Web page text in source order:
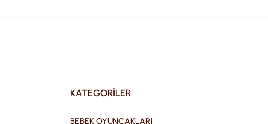
KATEGORİLER
BEBEK OYUNCAKLARI